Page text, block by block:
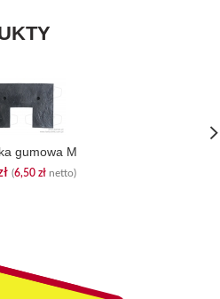
gumowa M
(6,50 złnetto)